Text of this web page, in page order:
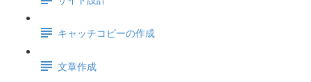
キャッチコピーの作成
文章作成